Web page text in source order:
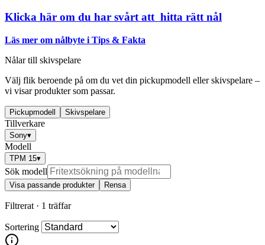
Klicka här om du har svårt att hitta rätt nål
Läs mer om nålbyte i Tips & Fakta
Nålar till skivspelare
Välj flik beroende på om du vet din pickupmodell eller skivspelare –
vi visar produkter som passar.
Pickupmodell Skivspelare
Tillverkare
Sony▾
Modell
TPM 15▾
Sök modell
Visa passande produkter Rensa
Filtrerat · 1 träffar
Sortering